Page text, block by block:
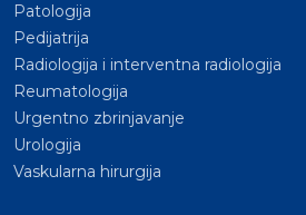
Patologija
Pedijatrija
Radiologija i interventna radiologija
Reumatologija
Urgentno zbrinjavanje
Urologija
Vaskularna hirurgija